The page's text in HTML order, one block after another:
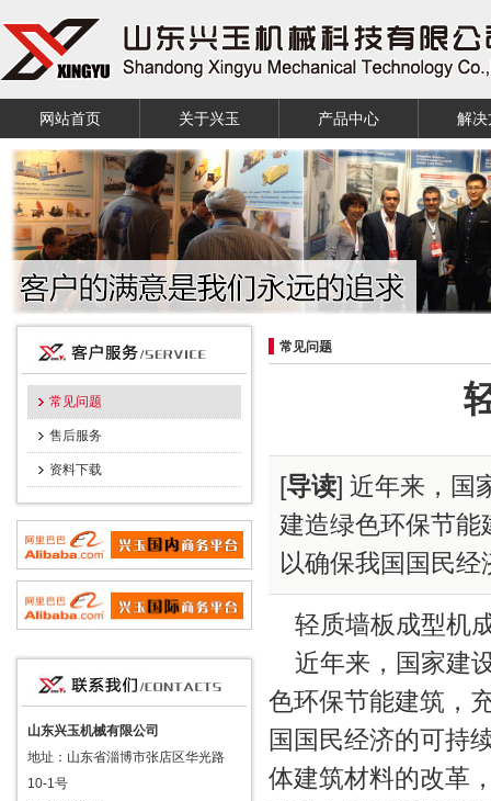
网站首页 关于兴玉 产品中心 解决
常见问题
售后服务
资料下载
山东兴玉机械有限公司
地址：山东省淄博市张店区华光路
10-1号
常见问题
[导读] 近年来，国
建造绿色环保节
以确保我国国民
轻质墙板成型机
近年来，国家建
色环保节能建筑，
国国民经济的可持
体建筑材料的改革